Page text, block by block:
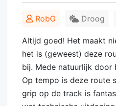
RobG Droog
Altijd goed! Het maakt
het is (geweest) deze
bij. Mede natuurlijk door
Op tempo is deze route
grip op de track is